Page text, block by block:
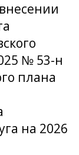
№ 53-н
плана
на 2026